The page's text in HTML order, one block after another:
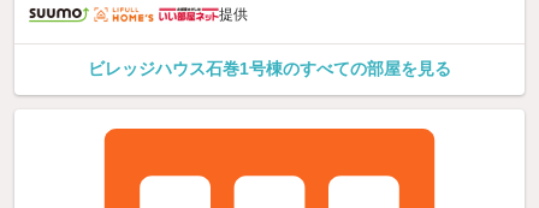
提供
ビレッジハウス石巻1号棟のすべての部屋を見る